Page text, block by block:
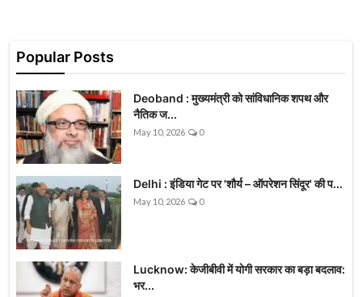
Popular Posts
Deoband : मुख्यमंत्री को सांविधानिक शपथ और
नैतिक ज...
May 10, 2026 0
Delhi : इंडिया गेट पर 'शौर्य – ऑपरेशन सिंदूर' की प...
May 10, 2026 0
Lucknow: केजीबीवी में योगी सरकार का बड़ा बदलाव:
भर...